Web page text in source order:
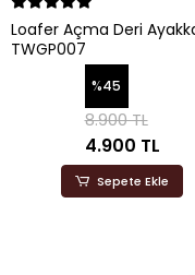
Loafer Açma Deri
TWGP007
%45
8.900 TL
4.900 TL
Sepete Ekle